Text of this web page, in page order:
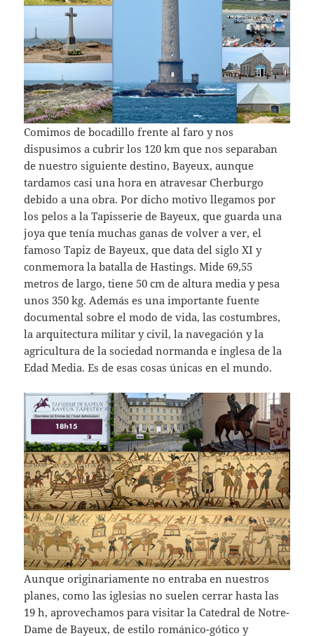
Comimos de bocadillo frente al faro y nos
dispusimos a cubrir los 120 km que nos separaban
de nuestro siguiente destino, Bayeux, aunque
tardamos casi una hora en atravesar Cherburgo
debido a una obra. Por dicho motivo llegamos por
los pelos a la Tapisserie de Bayeux, que guarda una
joya que tenía muchas ganas de volver a ver, el
famoso Tapiz de Bayeux, que data del siglo XI y
conmemora la batalla de Hastings. Mide 69,55
metros de largo, tiene 50 cm de altura media y pesa
unos 350 kg. Además es una importante fuente
documental sobre el modo de vida, las costumbres,
la arquitectura militar y civil, la navegación y la
agricultura de la sociedad normanda e inglesa de la
Edad Media. Es de esas cosas únicas en el mundo.
Aunque originariamente no entraba en nuestros
planes, como las iglesias no suelen cerrar hasta las
19 h, aprovechamos para visitar la Catedral de Notre-
Dame de Bayeux, de estilo románico-gótico y